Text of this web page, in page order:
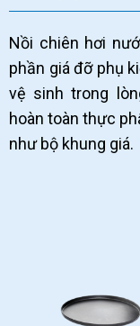
Nồi chiên hơi
phần giá đỡ phụ
vệ sinh trong
hoàn toàn thực
như bộ khung giá.